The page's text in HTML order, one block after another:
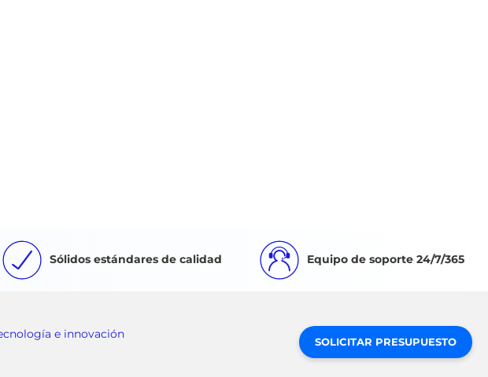
Sólidos estándares de calidad Equipo de soporte 24/7/365
e innovación
SOLICITAR PRESUPUESTO